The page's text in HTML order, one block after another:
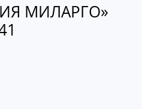
МИЛАРГО»